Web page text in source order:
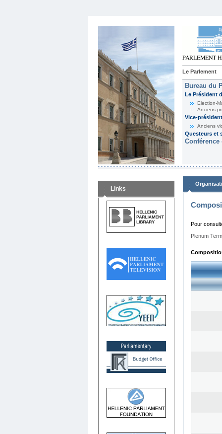
Le Parlement
Bureau du
Le Président
Election-
Anciens
Vice-
Anciens
Questeurs et
Links
Pour
Plenum